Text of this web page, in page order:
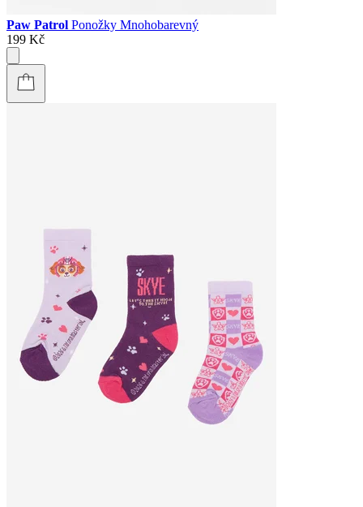
Paw Patrol Ponožky Mnohobarevný
199 Kč